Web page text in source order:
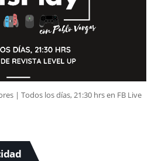
| Todos los días, 21:30 hrs en FB Live